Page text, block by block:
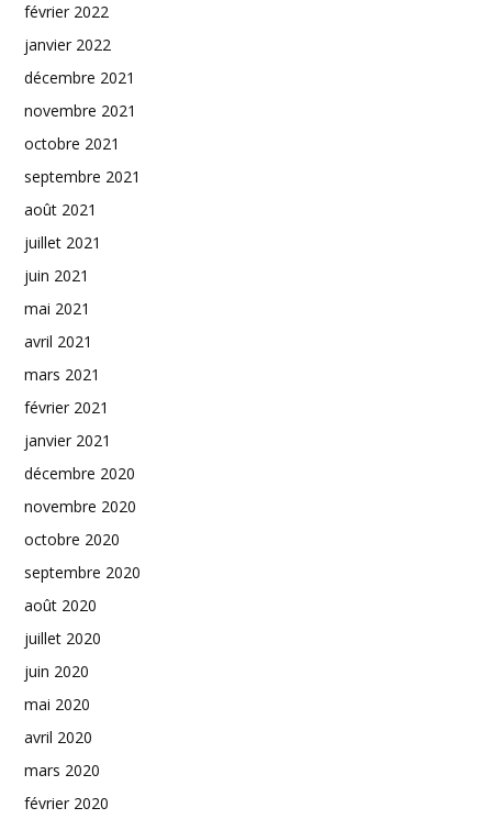
février 2022
janvier 2022
décembre 2021
novembre 2021
octobre 2021
septembre 2021
août 2021
juillet 2021
juin 2021
mai 2021
avril 2021
mars 2021
février 2021
janvier 2021
décembre 2020
novembre 2020
octobre 2020
septembre 2020
août 2020
juillet 2020
juin 2020
mai 2020
avril 2020
mars 2020
février 2020